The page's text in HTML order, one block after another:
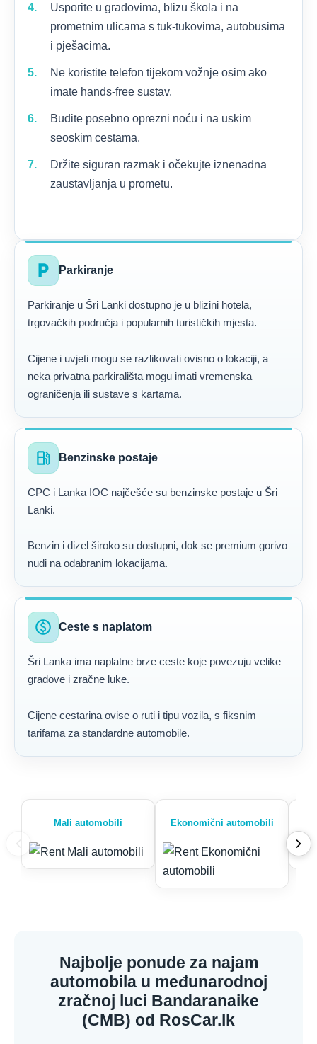
Usporite u gradovima, blizu škola i na
prometnim ulicama s tuk-tukovima, autobusima
i pješacima.
Ne koristite telefon tijekom vožnje osim ako
imate hands-free sustav.
Budite posebno oprezni noću i na uskim
seoskim cestama.
Držite siguran razmak i očekujte iznenadna
zaustavljanja u prometu.
local_parking Parkiranje
Parkiranje u Šri Lanki dostupno je u blizini hotela,
trgovačkih područja i popularnih turističkih mjesta.
Cijene i uvjeti mogu se razlikovati ovisno o lokaciji, a
neka privatna parkirališta mogu imati vremenska
ograničenja ili sustave s kartama.
local_gas_station Benzinske postaje
CPC i Lanka IOC najčešće su benzinske postaje u Šri
Lanki.
Benzin i dizel široko su dostupni, dok se premium gorivo
nudi na odabranim lokacijama.
paid Ceste s naplatom
Šri Lanka ima naplatne brze ceste koje povezuju velike
gradove i zračne luke.
Cijene cestarina ovise o ruti i tipu vozila, s fiksnim
tarifama za standardne automobile.
Mali automobili Ekonomični automobili
Najbolje ponude za najam
automobila u međunarodnoj
zračnoj luci Bandaranaike
(CMB) od RosCar.lk